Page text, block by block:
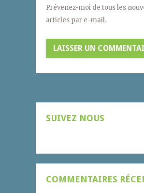
Prévenez-moi de tous les
articles par e-mail.
SUIVEZ NOUS
COMMENTAIRES